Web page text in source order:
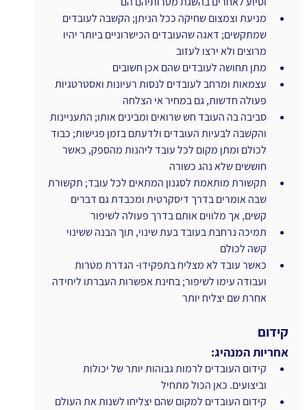
מניעת וצמצום שחיקה ככל הניתן; הקשבה לעובדים
שמתקשים; דאגה שהעובדים הכישרוניים ביותר יהיו
מרוצים ולא ירצו לעזוב
מתן תחושה לעובדים שהם אכן חשובים
עצמאות ומרחב לעובדים לנסות רעיונות ואסטרטגיות
פעולה חדשות, גם במחיר אי הצלחה
סביבה בה העובד חש שרואים ומבינים אותו; התעניינות
והקשבה לבעיות העובדים ולדעתם בזמן פגישות; כבוד
לכולם ומתן מקום לכל עובד ליהנות מהספק, כאשר
חוששים שלא נהג כשורה
תקשורת מותאמת לסגנון המתאים לכל עובד; תקשורת
שבה אומרים בדרך דיסקרטית ומכבדת גם דברים
קשים, אך מלווים אותם בדרך פעולה לשיפור
תמיכה נרחבת בעובד בעת שינוי, תוך הבנה ששינוי
קשה לכולם
כאשר עובד לא מצליח בתפקידו- הגדרת מטרות
ועבודה עימו לשיפור; בחינת אפשרות העברתו ליחידה
אחרת שם יצליח יותר
קידום
אחריות המנהיג:
קידום העובדים לרמות גבוהות יותר של יכולות
וביצועים. כאן הכול מתחיל
קידום העובדים למקום שהם יצליחו לשנות את העולם